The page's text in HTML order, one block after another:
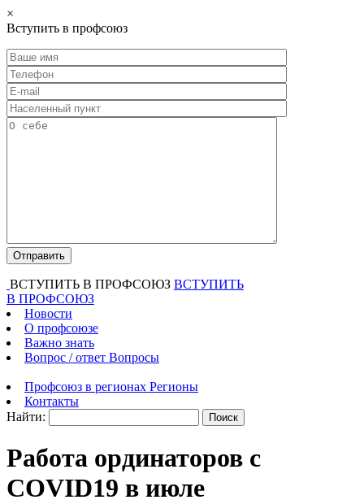
×
Вступить в профсоюз
ВСТУПИТЬ В ПРОФСОЮЗ ВСТУПИТЬ
В ПРОФСОЮЗ
Новости
О профсоюзе
Важно знать
Вопрос / ответ Вопросы
Профсоюз в регионах Регионы
Контакты
Найти:
Работа ординаторов c
COVID19 в июле